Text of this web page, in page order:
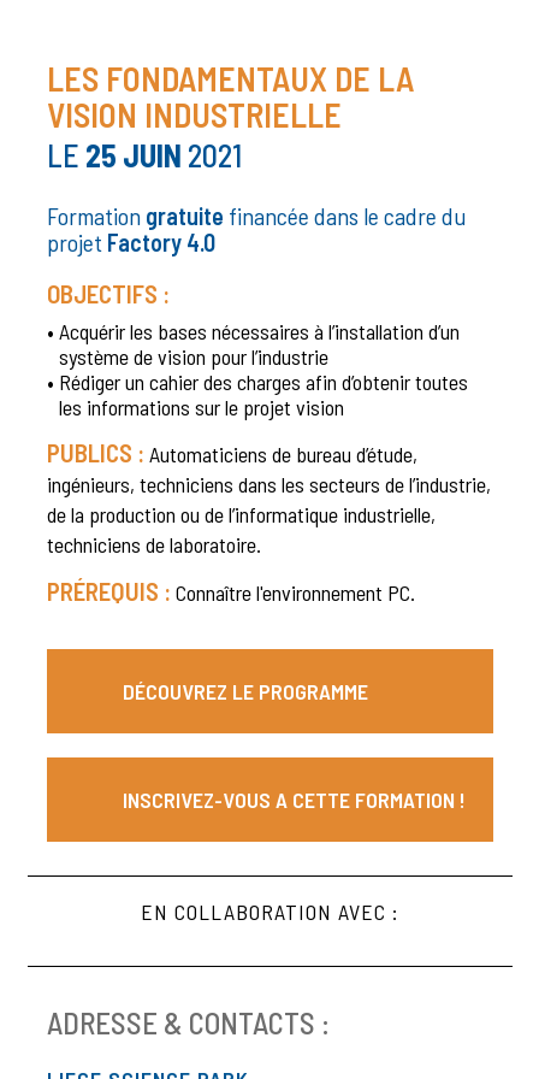
LES FONDAMENTAUX DE LA
VISION INDUSTRIELLE
LE 25 JUIN 2021
Formation gratuite financée dans le cadre du
projet Factory 4.0
OBJECTIFS :
• Acquérir les bases nécessaires à l’installation d’un
système de vision pour l’industrie
• Rédiger un cahier des charges afin d’obtenir toutes
les informations sur le projet vision
PUBLICS : Automaticiens de bureau d’étude,
ingénieurs, techniciens dans les secteurs de l’industrie,
de la production ou de l’informatique industrielle,
techniciens de laboratoire.
PRÉREQUIS : Connaître l'environnement PC.
DÉCOUVREZ LE PROGRAMME
INSCRIVEZ-VOUS A CETTE FORMATION !
EN COLLABORATION AVEC :
ADRESSE & CONTACTS :